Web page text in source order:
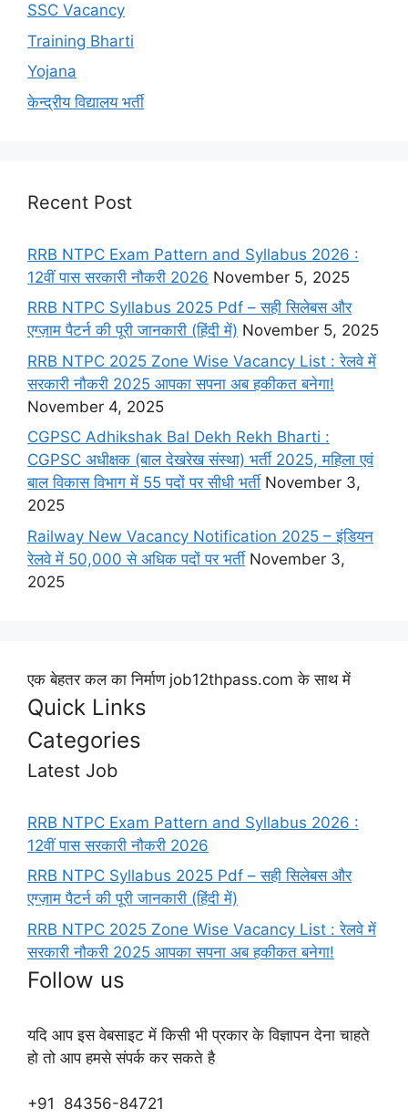
SSC Vacancy
Training Bharti
Yojana
केन्द्रीय विद्यालय भर्ती
Recent Post
RRB NTPC Exam Pattern and Syllabus 2026 :
12वीं पास सरकारी नौकरी 2026 November 5, 2025
RRB NTPC Syllabus 2025 Pdf – सही सिलेबस और
एग्ज़ाम पैटर्न की पूरी जानकारी (हिंदी में) November 5, 2025
RRB NTPC 2025 Zone Wise Vacancy List : रेलवे में
सरकारी नौकरी 2025 आपका सपना अब हकीकत बनेगा!
November 4, 2025
CGPSC Adhikshak Bal Dekh Rekh Bharti :
CGPSC अधीक्षक (बाल देखरेख संस्था) भर्ती 2025, महिला एवं
बाल विकास विभाग में 55 पदों पर सीधी भर्ती November 3,
2025
Railway New Vacancy Notification 2025 – इंडियन
रेलवे में 50,000 से अधिक पदों पर भर्ती November 3,
2025
एक बेहतर कल का निर्माण job12thpass.com के साथ में
Quick Links
Categories
Latest Job
RRB NTPC Exam Pattern and Syllabus 2026 :
12वीं पास सरकारी नौकरी 2026
RRB NTPC Syllabus 2025 Pdf – सही सिलेबस और
एग्ज़ाम पैटर्न की पूरी जानकारी (हिंदी में)
RRB NTPC 2025 Zone Wise Vacancy List : रेलवे में
सरकारी नौकरी 2025 आपका सपना अब हकीकत बनेगा!
Follow us
यदि आप इस वेबसाइट में किसी भी प्रकार के विज्ञापन देना चाहते
हो तो आप हमसे संपर्क कर सकते है
+91 84356-84721